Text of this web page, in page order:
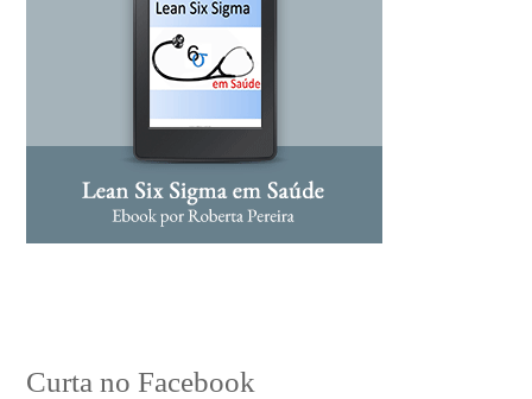
Curta no Facebook